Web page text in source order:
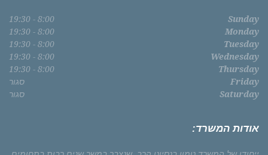
Sunday
8:00 - 19:30
Monday
8:00 - 19:30
Tuesday
8:00 - 19:30
Wednesday
8:00 - 19:30
Thursday
8:00 - 19:30
Friday
סגור
Saturday
סגור
אודות המשרד: